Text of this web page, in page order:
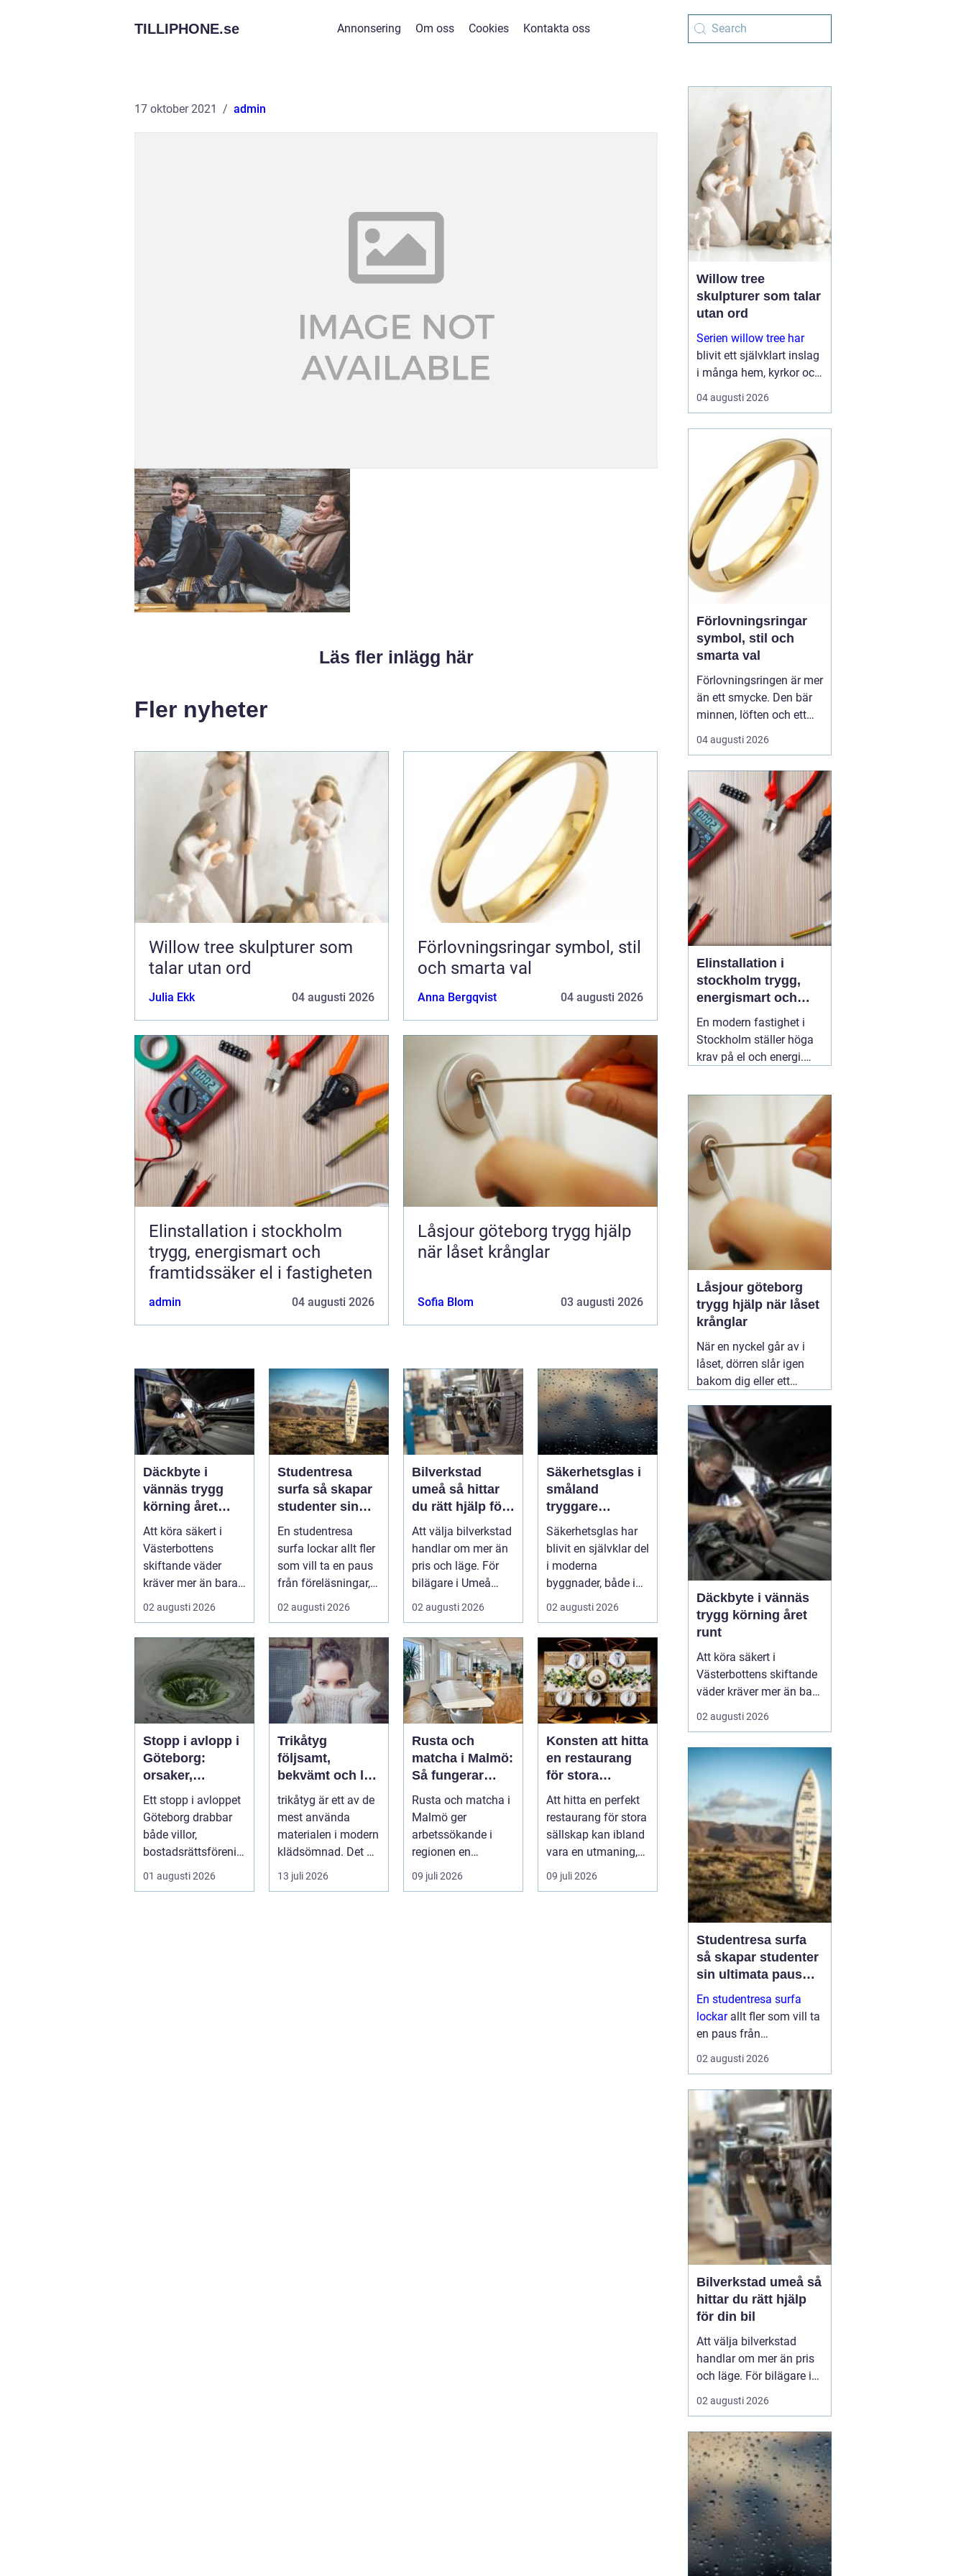
TILLIPHONE.se Annonsering Om oss Cookies Kontakta oss
17 oktober 2021 admin
Läs fler inlägg här
Fler nyheter
Willow tree skulpturer som
talar utan ord
Julia Ekk 04 augusti 2026
Förlovningsringar symbol, stil
och smarta val
Anna Bergqvist 04 augusti 2026
Elinstallation i stockholm
trygg, energismart och
framtidssäker el i fastigheten
admin 04 augusti 2026
Låsjour göteborg trygg hjälp
när låset krånglar
Sofia Blom 03 augusti 2026
Däckbyte i
vännäs trygg
körning året
runt
Att köra säkert i
Västerbottens
skiftande väder
kräver mer än bara
ett körkort och en
pålitlig bil. ...
02 augusti 2026
Studentresa
surfa så skapar
studenter sin
ultimata paus
från plugget
En studentresa
surfa lockar allt fler
som vill ta en paus
från föreläsningar,
tentaplugg och
sena kv...
02 augusti 2026
Bilverkstad
umeå så hittar
du rätt hjälp för
din bil
Att välja bilverkstad
handlar om mer än
pris och läge. För
bilägare i Umeå
väger trygghet,
tillgängl...
02 augusti 2026
Säkerhetsglas i
småland
tryggare
byggnader med
smarta
glaslösningar
Säkerhetsglas har
blivit en självklar del
i moderna
byggnader, både i
hem och offentliga
miljöer. I ...
02 augusti 2026
Stopp i avlopp i
Göteborg:
orsaker,
lösningar och
hur problem kan
undvikas
Ett stopp i avloppet
Göteborg drabbar
både villor,
bostadsrättsförenin
gar och h...
01 augusti 2026
Trikåtyg
följsamt,
bekvämt och lätt
att lyckas med
trikåtyg är ett av de
mest använda
materialen i modern
klädsömnad. Det är
mjukt, elastiskt och
formb...
13 juli 2026
Rusta och
matcha i Malmö:
Så fungerar
stödet för dig
som söker jobb
Rusta och matcha i
Malmö ger
arbetssökande i
regionen en
strukturerad och
personlig vä...
09 juli 2026
Konsten att hitta
en restaurang
för stora
sällskap på
Östermalm i
Stockholm
Att hitta en perfekt
restaurang för stora
sällskap kan ibland
vara en utmaning,
särsk...
09 juli 2026
Willow tree
skulpturer som talar
utan ord
Serien willow tree har
blivit ett självklart inslag
i många hem, kyrkor och
arbetsrum. De stilla
figurerna utan ansikten
känslor. De uttrycker
kärlek, sorg, hopp och
tacksa...
04 augusti 2026
Förlovningsringar
symbol, stil och
smarta val
Förlovningsringen är mer
än ett smycke. Den bär
minnen, löften och ett
vardagsliv tillsammans.
Samtidigt innebär valet
vilket material håller
bäst, hur skiljer sig olika
stilar åt och hur hittar
man rätt storlek utan
stress? Med...
04 augusti 2026
Elinstallation i
stockholm trygg,
energismart och
framtidssäker el i
fastigheten
En modern fastighet i
Stockholm ställer höga
krav på el och energi.
värmepumpar,
ventilation, laddboxar
och solcellsbatterier ska
fungera tillsammans
säkert, effektivt och utan
onödigt krångel. En
augusti 2026
Låsjour göteborg
trygg hjälp när låset
krånglar
När en nyckel går av i
låset, dörren slår igen
bakom dig eller ett
och karm, uppstår ofta
stress och osäkerhet. I
den stunden spelar
klockslaget ingen roll du
behöver hjälp direkt. En
03 augusti 2026
Däckbyte i vännäs
trygg körning året
runt
Att köra säkert i
Västerbottens skiftande
väder kräver mer än bara
ett körkort och en pålitlig
bil. Däckens skick och
roll för både
bromssträcka, kontroll
och komfort. I en ort
som Vännäs, där
vintrarna ofta är långa
och vägar...
02 augusti 2026
Studentresa surfa
så skapar studenter
sin ultimata paus
från plugget
En studentresa surfa
lockarallt fler som vill ta
en paus från
föreläsningar, tentaplugg
och sena kvällar i
både fysisk utmaning
och mental
återhämtning, samtidigt
som ...
02 augusti 2026
Bilverkstad umeå så
hittar du rätt hjälp
för din bil
Att välja bilverkstad
handlar om mer än pris
och läge. För bilägare i
Umeå väger trygghet,
tillgänglighet och tydliga
tungt. Enmodern
bilverkst...
02 augusti 2026